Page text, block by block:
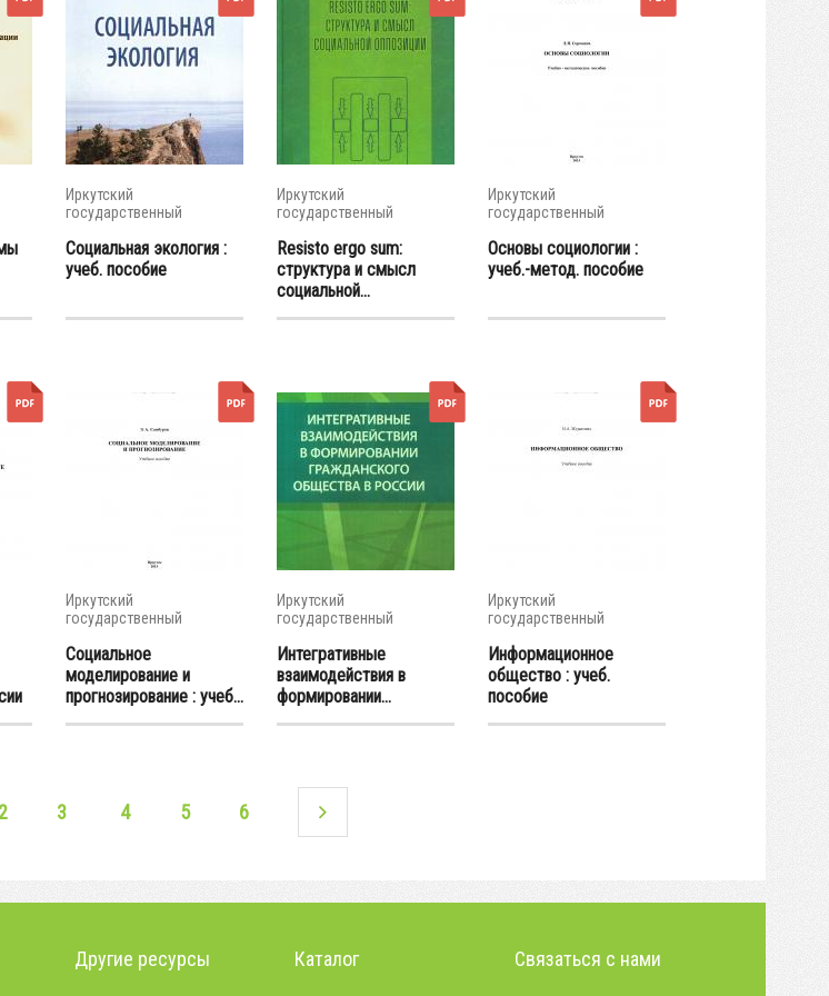
Иркутский
государственный
Социальная экология :
учеб. пособие
Иркутский
государственный
Resisto ergo sum:
структура и смысл
социальной...
Иркутский
государственный
Основы социологии :
учеб.-метод. пособие
Иркутский
государственный
Социальное
моделирование и
прогнозирование : учеб...
Иркутский
государственный
Интегративные
взаимодействия в
формировании...
Иркутский
государственный
Информационное
общество : учеб.
пособие
2 3 4 5 6
Другие ресурсы Каталог Связаться с нами